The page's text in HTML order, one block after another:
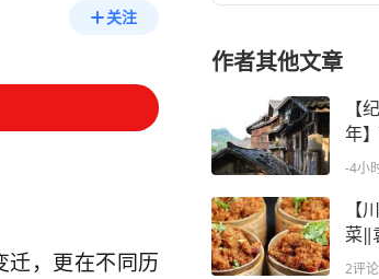
关注
迁，更在不同历
作者其他文章
【
年
新
-4小
【
菜‖
2评论